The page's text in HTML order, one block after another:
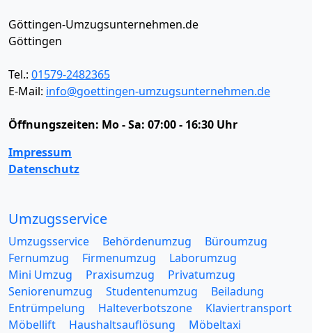
Göttingen-Umzugsunternehmen.de
Göttingen
Tel.: 01579-2482365
E-Mail: info@goettingen-umzugsunternehmen.de
Öffnungszeiten: Mo - Sa: 07:00 - 16:30 Uhr
Impressum
Datenschutz
Umzugsservice
Umzugsservice Behördenumzug
Büroumzug
Fernumzug
Firmenumzug
Laborumzug
Mini Umzug
Praxisumzug
Privatumzug
Seniorenumzug
Studentenumzug
Beiladung
Entrümpelung
Halteverbotszone
Klaviertransport
Möbellift
Haushaltsauflösung
Möbeltaxi